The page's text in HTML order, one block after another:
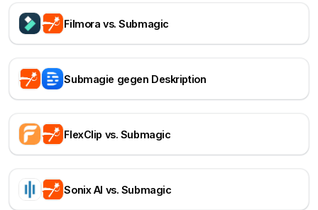
Filmora vs. Submagic
Submagie gegen Deskription
FlexClip vs. Submagic
Sonix AI vs. Submagic